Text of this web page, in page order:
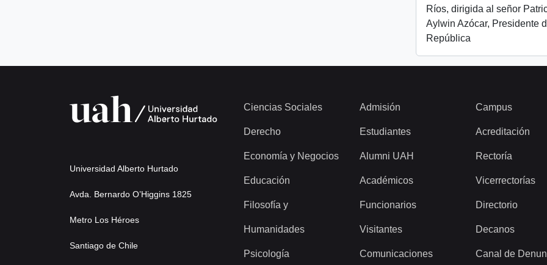
Ríos, dirigida al señor
Aylwin Azócar, Presidente
República
Universidad Alberto Hurtado
Avda. Bernardo O’Higgins 1825
Metro Los Héroes
Santiago de Chile
Ciencias Sociales
Derecho
Economía y Negocios
Educación
Filosofía y
Humanidades
Psicología
Admisión
Estudiantes
Alumni UAH
Académicos
Funcionarios
Visitantes
Comunicaciones
Campus
Acreditación
Rectoría
Vicerrectorías
Directorio
Decanos
Canal de